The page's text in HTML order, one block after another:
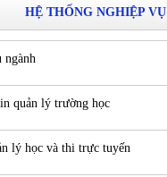
HỆ THỐNG NGHIỆP VỤ
ngành
quản lý trường học
lý học và thi trực tuyến